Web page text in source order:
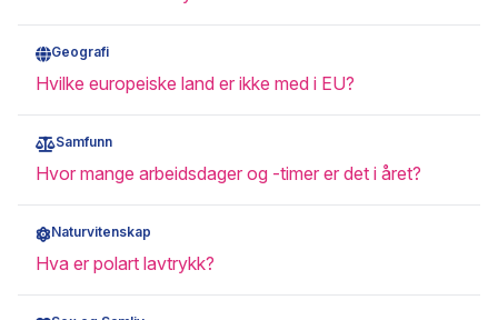
Geografi
Hvilke europeiske land er ikke med i EU?
Samfunn
Hvor mange arbeidsdager og -timer er det i året?
Naturvitenskap
Hva er polart lavtrykk?